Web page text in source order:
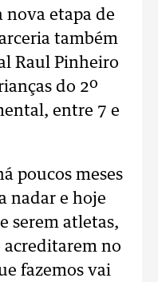
nova etapa de
também
Raul Pinheiro
do 2º
entre 7 e
poucos meses
nadar e hoje
serem atletas,
acreditarem no
fazemos vai